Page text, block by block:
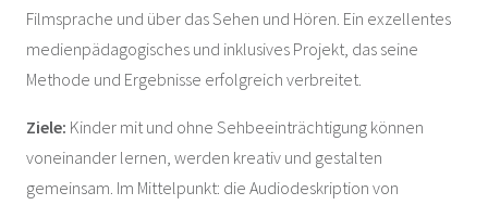
Filmsprache und über das Sehen und Hören. Ein exzellentes
medienpädagogisches und inklusives Projekt, das seine
Methode und Ergebnisse erfolgreich verbreitet.
Ziele: Kinder mit und ohne Sehbeeinträchtigung können
voneinander lernen, werden kreativ und gestalten
gemeinsam. Im Mittelpunkt: die Audiodeskription von